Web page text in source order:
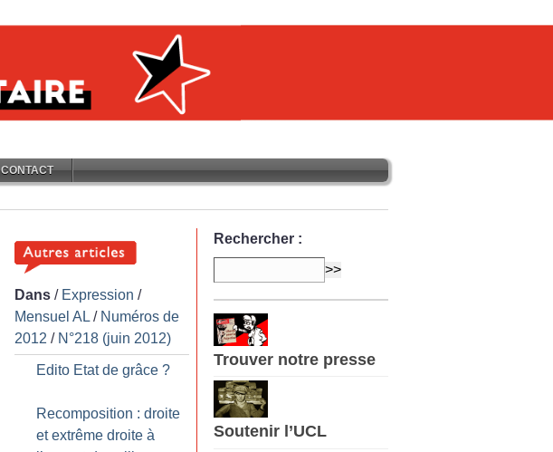
CONTACT
Dans / Expression /
Mensuel AL / Numéros de
2012 / N°218 (juin 2012)
Edito Etat de grâce ?
Recomposition : droite
et extrême droite à
Rechercher :
Trouver notre presse
Soutenir l’UCL